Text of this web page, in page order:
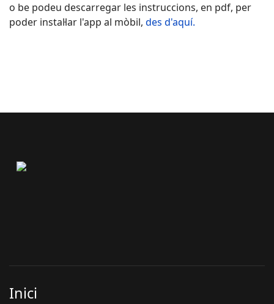
o be podeu descarregar les instruccions, en pdf, per
poder instal·lar l'app al mòbil, des d'aquí.
Inici